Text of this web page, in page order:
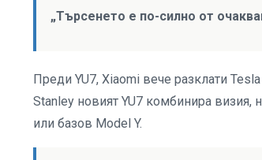
„Търсенето е по-силно от
Преди YU7, Xiaomi вече разклати
Stanley новият YU7 комбинира визия,
или базов Model Y.